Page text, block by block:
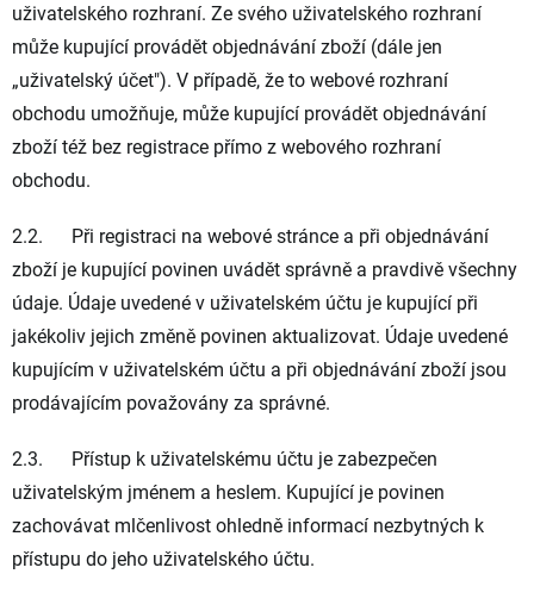
uživatelského rozhraní. Ze svého uživatelského rozhraní
může kupující provádět objednávání zboží (dále jen
„uživatelský účet"). V případě, že to webové rozhraní
obchodu umožňuje, může kupující provádět objednávání
zboží též bez registrace přímo z webového rozhraní
obchodu.
2.2. Při registraci na webové stránce a při objednávání
zboží je kupující povinen uvádět správně a pravdivě všechny
údaje. Údaje uvedené v uživatelském účtu je kupující při
jakékoliv jejich změně povinen aktualizovat. Údaje uvedené
kupujícím v uživatelském účtu a při objednávání zboží jsou
prodávajícím považovány za správné.
2.3. Přístup k uživatelskému účtu je zabezpečen
uživatelským jménem a heslem. Kupující je povinen
zachovávat mlčenlivost ohledně informací nezbytných k
přístupu do jeho uživatelského účtu.